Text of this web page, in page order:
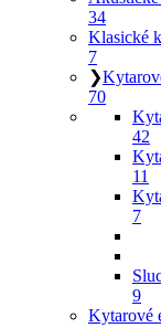
34
Klasické
7
❯
70
42
11
7
9
Kytarové